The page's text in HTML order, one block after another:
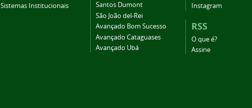
Sistemas Institucionais
Santos Dumont
São João del-Rei
Avançado Bom Sucesso
Avançado Cataguases
Avançado Ubá
Instagram
RSS
O que é?
Assine